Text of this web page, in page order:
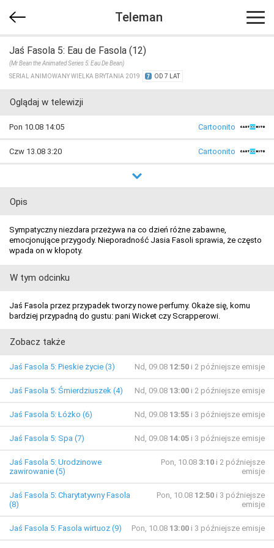
Teleman
Jaś Fasola 5: Eau de Fasola (12)
(Mr Bean the Animated Series 5: Eau De Bean)
SERIAL ANIMOWANY WIELKA BRYTANIA 2019
OD 7 LAT
Oglądaj w telewizji
Pon 10.08 14:05 Cartoonito
Czw 13.08 3:20 Cartoonito
Opis
Sympatyczny niezdara przeżywa na co dzień różne zabawne,
emocjonujące przygody. Nieporadność Jasia Fasoli sprawia, że często
wpada on w kłopoty.
W tym odcinku
Jaś Fasola przez przypadek tworzy nowe perfumy. Okaże się, komu
bardziej przypadną do gustu: pani Wicket czy Scrapperowi.
Zobacz także
Jaś Fasola 5: Pieskie życie (3) Nd, 09.08 12:50 i 2 późniejsze emisje
Jaś Fasola 5: Śmierdziuszek (4) Nd, 09.08 13:00 i 2 późniejsze emisje
Jaś Fasola 5: Łóżko (6) Nd, 09.08 13:55 i 3 późniejsze emisje
Jaś Fasola 5: Spa (7) Nd, 09.08 14:05 i 3 późniejsze emisje
Jaś Fasola 5: Urodzinowe
zawirowanie (5)
Pon, 10.08 3:10 i 2 późniejsze
emisje
Jaś Fasola 5: Charytatywny Fasola
(8)
Pon, 10.08 12:50 i 3 późniejsze
emisje
Jaś Fasola 5: Fasola wirtuoz (9) Pon, 10.08 13:00 i 3 późniejsze emisje